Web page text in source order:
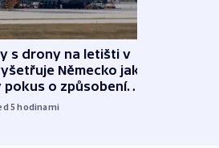
s drony na letišti v
Německo jako
pokus o způsobení
5hodinami